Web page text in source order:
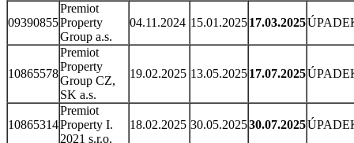
09390855
Premiot
Property
Group a.s.
04.11.2024 15.01.202517.03.2025
10865578
Premiot
Property
Group CZ,
SK a.s.
19.02.2025 13.05.202517.07.2025
10865314
Premiot
Property I.
2021 s.r.o.
18.02.2025 30.05.202530.07.2025